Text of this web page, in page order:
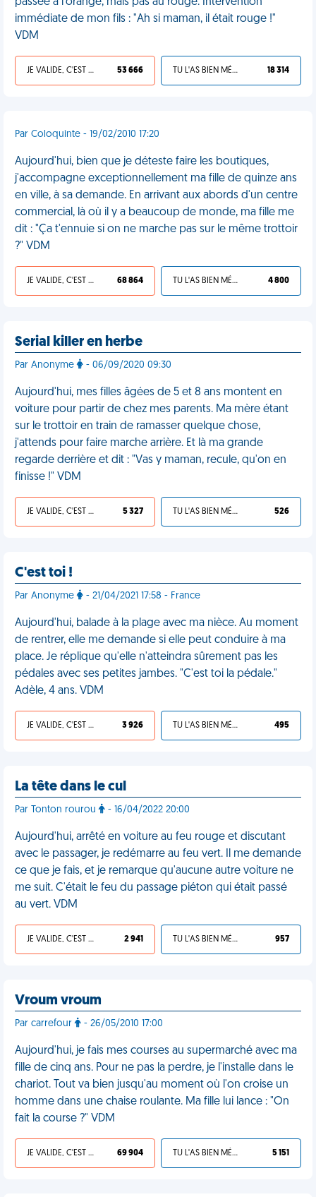
immédiate de mon fils : "Ah si maman, il était rouge !"
VDM
JE VALIDE, C'EST UNE VDM 53 666 TU L'AS BIEN MÉRITÉ 18 314
Par Coloquinte - 19/02/2010 17:20
Aujourd'hui, bien que je déteste faire les boutiques,
j'accompagne exceptionnellement ma fille de quinze ans
en ville, à sa demande. En arrivant aux abords d'un centre
commercial, là où il y a beaucoup de monde, ma fille me
dit : "Ça t'ennuie si on ne marche pas sur le même trottoir
?" VDM
JE VALIDE, C'EST UNE VDM 68 864 TU L'AS BIEN MÉRITÉ 4 800
Serial killer en herbe
Par Anonyme - 06/09/2020 09:30
Aujourd'hui, mes filles âgées de 5 et 8 ans montent en
voiture pour partir de chez mes parents. Ma mère étant
sur le trottoir en train de ramasser quelque chose,
j'attends pour faire marche arrière. Et là ma grande
regarde derrière et dit : "Vas y maman, recule, qu'on en
finisse !" VDM
JE VALIDE, C'EST UNE VDM 5 327 TU L'AS BIEN MÉRITÉ 526
C'est toi !
Par Anonyme - 21/04/2021 17:58 - France
Aujourd'hui, balade à la plage avec ma nièce. Au moment
de rentrer, elle me demande si elle peut conduire à ma
place. Je réplique qu'elle n'atteindra sûrement pas les
pédales avec ses petites jambes. "C'est toi la pédale."
Adèle, 4 ans. VDM
JE VALIDE, C'EST UNE VDM 3 926 TU L'AS BIEN MÉRITÉ 495
La tête dans le cul
Par Tonton rourou - 16/04/2022 20:00
Aujourd'hui, arrêté en voiture au feu rouge et discutant
avec le passager, je redémarre au feu vert. Il me demande
ce que je fais, et je remarque qu'aucune autre voiture ne
me suit. C'était le feu du passage piéton qui était passé
au vert. VDM
JE VALIDE, C'EST UNE VDM 2 941 TU L'AS BIEN MÉRITÉ 957
Vroum vroum
Par carrefour - 26/05/2010 17:00
Aujourd'hui, je fais mes courses au supermarché avec ma
fille de cinq ans. Pour ne pas la perdre, je l'installe dans le
chariot. Tout va bien jusqu'au moment où l'on croise un
homme dans une chaise roulante. Ma fille lui lance : "On
fait la course ?" VDM
JE VALIDE, C'EST UNE VDM 69 904 TU L'AS BIEN MÉRITÉ 5 151